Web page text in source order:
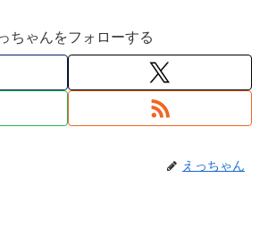
ちゃんをフォローする
えっちゃん